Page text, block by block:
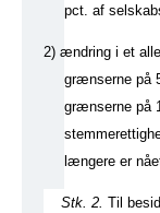
pct. af
2) ændring i et
grænserne på
grænserne på
længere er
Stk. 2. Til